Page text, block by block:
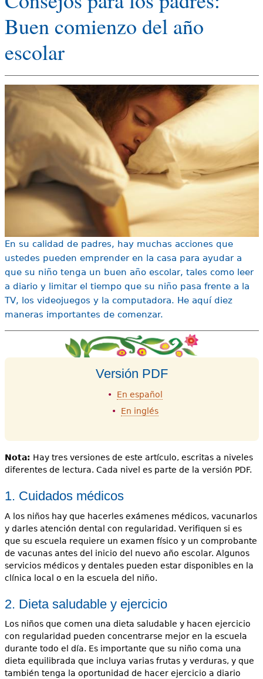
Más recursos
e
s
t
á
a
q
í
Buen comienzo del año
escolar
En su calidad de padres, hay muchas acciones que
ustedes pueden emprender en la casa para ayudar a
que su niño tenga un buen año escolar, tales como leer
a diario y limitar el tiempo que su niño pasa frente a la
TV, los videojuegos y la computadora. He aquí diez
maneras importantes de comenzar.
Versión PDF
En español
En inglés
Nota: Hay tres versiones de este artículo, escritas a niveles
diferentes de lectura. Cada nivel es parte de la versión PDF.
1. Cuidados médicos
A los niños hay que hacerles exámenes médicos, vacunarlos
y darles atención dental con regularidad. Verifiquen si es
que su escuela requiere un examen físico y un comprobante
de vacunas antes del inicio del nuevo año escolar. Algunos
servicios médicos y dentales pueden estar disponibles en la
clínica local o en la escuela del niño.
2. Dieta saludable y ejercicio
Los niños que comen una dieta saludable y hacen ejercicio
con regularidad pueden concentrarse mejor en la escuela
durante todo el día. Es importante que su niño coma una
dieta equilibrada que incluya varias frutas y verduras, y que
también tenga la oportunidad de hacer ejercicio a diario